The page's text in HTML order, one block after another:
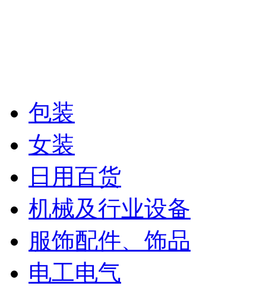
包装
女装
日用百货
机械及行业设备
服饰配件、饰品
电工电气